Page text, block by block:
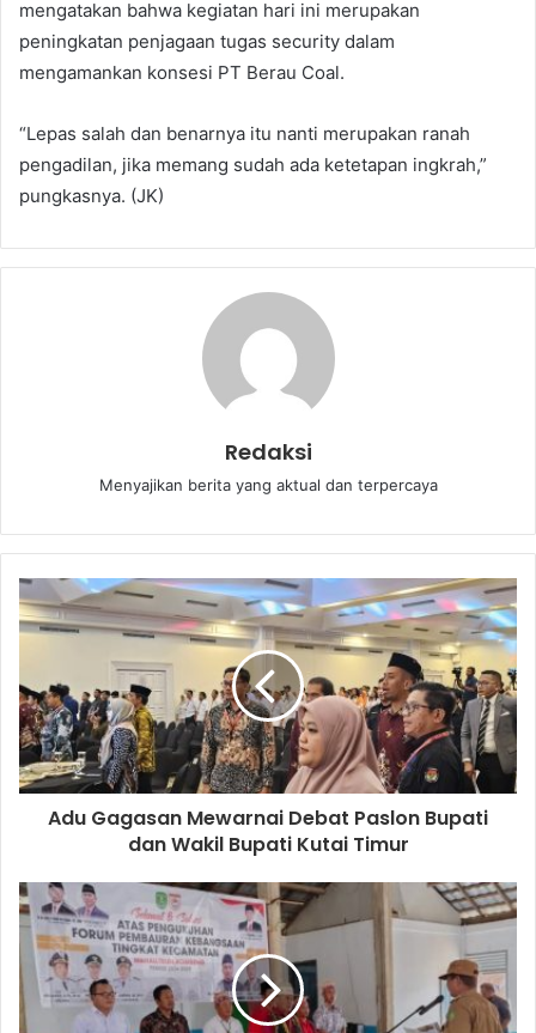
mengatakan bahwa kegiatan hari ini merupakan
peningkatan penjagaan tugas security dalam
mengamankan konsesi PT Berau Coal.
“Lepas salah dan benarnya itu nanti merupakan ranah
pengadilan, jika memang sudah ada ketetapan ingkrah,”
pungkasnya. (JK)
Redaksi
Menyajikan berita yang aktual dan terpercaya
Adu Gagasan Mewarnai Debat Paslon Bupati
dan Wakil Bupati Kutai Timur